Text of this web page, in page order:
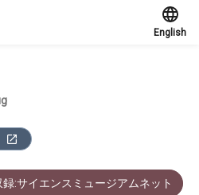
English
録:サイエンスミュージアムネット